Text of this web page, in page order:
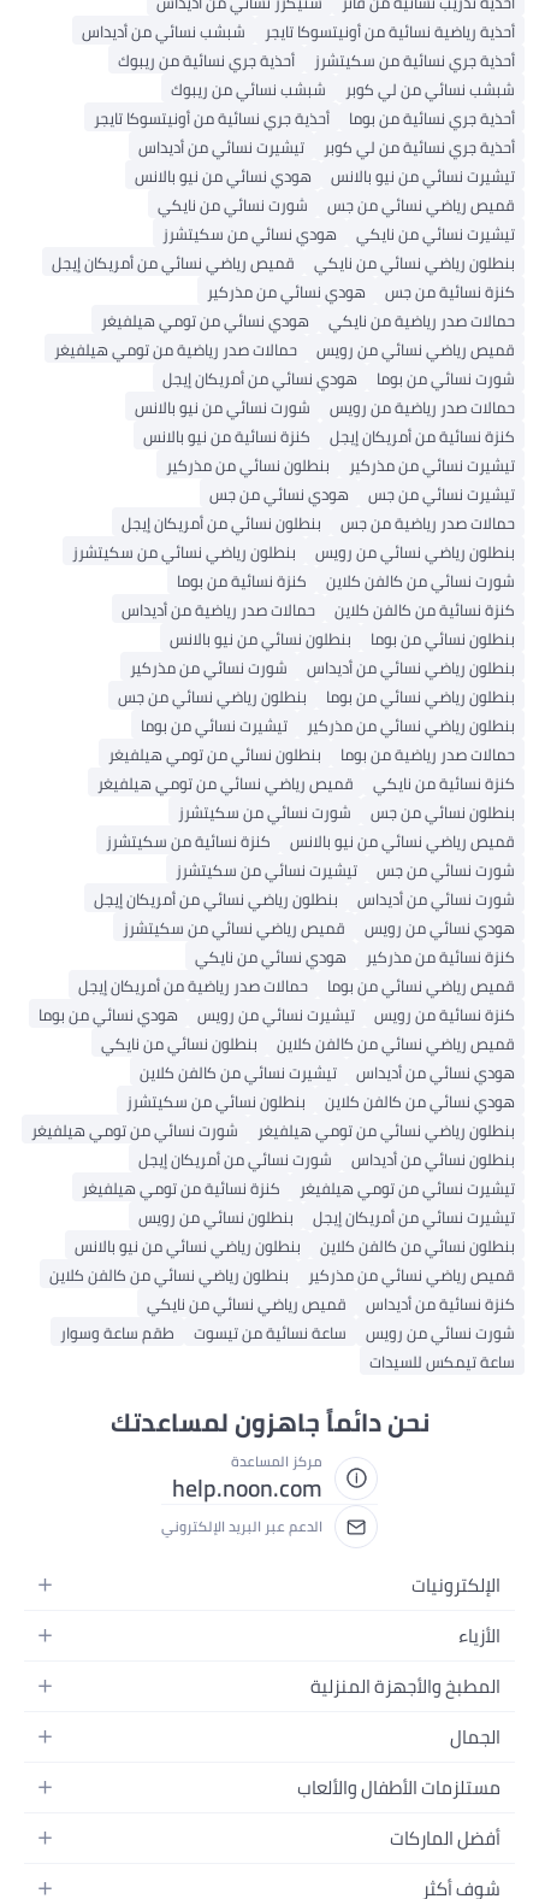
أحذية رياضية نسائية من أونيتسوكا تايجر
شبشب نسائي من أديداس
أحذية جري نسائية من سكيتشرز
أحذية جري نسائية من ريبوك
شبشب نسائي من لي كوبر
شبشب نسائي من ريبوك
أحذية جري نسائية من بوما
أحذية جري نسائية من أونيتسوكا تايجر
أحذية جري نسائية من لي كوبر
تيشيرت نسائي من أديداس
تيشيرت نسائي من نيو بالانس
هودي نسائي من نيو بالانس
قميص رياضي نسائي من جس
شورت نسائي من نايكي
تيشيرت نسائي من نايكي
هودي نسائي من سكيتشرز
بنطلون رياضي نسائي من نايكي
قميص رياضي نسائي من أمريكان إيجل
كنزة نسائية من جس
هودي نسائي من مذركير
حمالات صدر رياضية من نايكي
هودي نسائي من تومي هيلفيغر
قميص رياضي نسائي من رويس
حمالات صدر رياضية من تومي هيلفيغر
شورت نسائي من بوما
هودي نسائي من أمريكان إيجل
حمالات صدر رياضية من رويس
شورت نسائي من نيو بالانس
كنزة نسائية من أمريكان إيجل
كنزة نسائية من نيو بالانس
تيشيرت نسائي من مذركير
بنطلون نسائي من مذركير
تيشيرت نسائي من جس
هودي نسائي من جس
حمالات صدر رياضية من جس
بنطلون نسائي من أمريكان إيجل
بنطلون رياضي نسائي من رويس
بنطلون رياضي نسائي من سكيتشرز
شورت نسائي من كالفن كلاين
كنزة نسائية من بوما
كنزة نسائية من كالفن كلاين
حمالات صدر رياضية من أديداس
بنطلون نسائي من بوما
بنطلون نسائي من نيو بالانس
بنطلون رياضي نسائي من أديداس
شورت نسائي من مذركير
بنطلون رياضي نسائي من بوما
بنطلون رياضي نسائي من جس
بنطلون رياضي نسائي من مذركير
تيشيرت نسائي من بوما
حمالات صدر رياضية من بوما
بنطلون نسائي من تومي هيلفيغر
كنزة نسائية من نايكي
قميص رياضي نسائي من تومي هيلفيغر
بنطلون نسائي من جس
شورت نسائي من سكيتشرز
قميص رياضي نسائي من نيو بالانس
كنزة نسائية من سكيتشرز
شورت نسائي من جس
تيشيرت نسائي من سكيتشرز
شورت نسائي من أديداس
بنطلون رياضي نسائي من أمريكان إيجل
هودي نسائي من رويس
قميص رياضي نسائي من سكيتشرز
كنزة نسائية من مذركير
هودي نسائي من نايكي
قميص رياضي نسائي من بوما
حمالات صدر رياضية من أمريكان إيجل
كنزة نسائية من رويس
تيشيرت نسائي من رويس
هودي نسائي من بوما
قميص رياضي نسائي من كالفن كلاين
بنطلون نسائي من نايكي
هودي نسائي من أديداس
تيشيرت نسائي من كالفن كلاين
هودي نسائي من كالفن كلاين
بنطلون نسائي من سكيتشرز
بنطلون رياضي نسائي من تومي هيلفيغر
شورت نسائي من تومي هيلفيغر
بنطلون نسائي من أديداس
شورت نسائي من أمريكان إيجل
تيشيرت نسائي من تومي هيلفيغر
كنزة نسائية من تومي هيلفيغر
تيشيرت نسائي من أمريكان إيجل
بنطلون نسائي من رويس
بنطلون نسائي من كالفن كلاين
بنطلون رياضي نسائي من نيو بالانس
قميص رياضي نسائي من مذركير
بنطلون رياضي نسائي من كالفن كلاين
كنزة نسائية من أديداس
قميص رياضي نسائي من نايكي
شورت نسائي من رويس
ساعة نسائية من تيسوت
طقم ساعة وسوار
ساعة تيمكس للسيدات
نحن دائماً جاهزون لمساعدتك
مركز المساعدة
help.noon.com
الدعم عبر البريد الإلكتروني
الإلكترونيات
الجوالات
اللابتوبات
الأجهزة المنزلية
التلفزيونات
السماعات
ألعاب القيمنق
الأزياء
أزياء نسائية
أزياء البنات
أزياء الأولاد
المجوهرات
حقائب نسائية
المطبخ والأجهزة المنزلية
الحمام
المطبخ والسفرة
أدوات وتحسين المنزل
الجمال
العطور
العناية بالشعر
العناية بالبشرة
مستلزمات الأطفال والألعاب
الحفاضات
أفضل الماركات
سامسونج
شوف أكثر